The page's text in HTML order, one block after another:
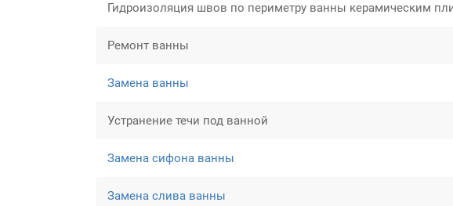
Гидроизоляция швов по периметру ванны керамическим
Ремонт ванны
Замена ванны
Устранение течи под ванной
Замена сифона ванны
Замена слива ванны